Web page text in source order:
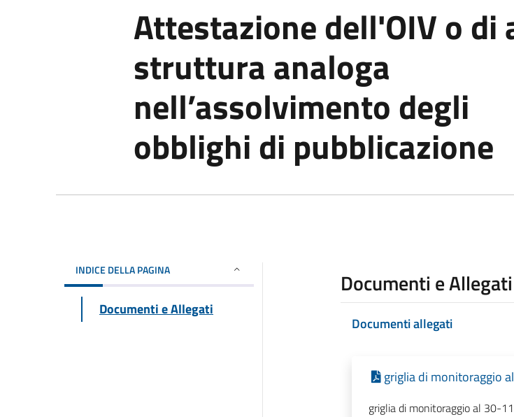
Attestazione dell'OIV o di
struttura analoga
nell’assolvimento degli
obblighi di pubblicazione
INDICE DELLA PAGINA
Documenti e Allegati
Documenti e Allegati
Documenti allegati
griglia di monitoraggio
griglia di monitoraggio al 30-